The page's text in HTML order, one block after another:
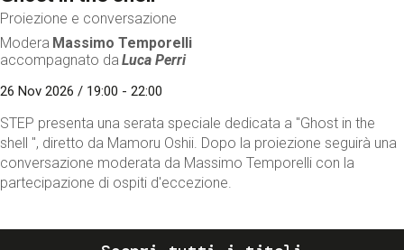
Proiezione e conversazione
Modera Massimo Temporelli
accompagnato da Luca Perri
26 Nov 2026 / 19:00 - 22:00
STEP presenta una serata speciale dedicata a "Ghost in the
shell ", diretto da Mamoru Oshii. Dopo la proiezione seguirà una
conversazione moderata da Massimo Temporelli con la
partecipazione di ospiti d'eccezione.